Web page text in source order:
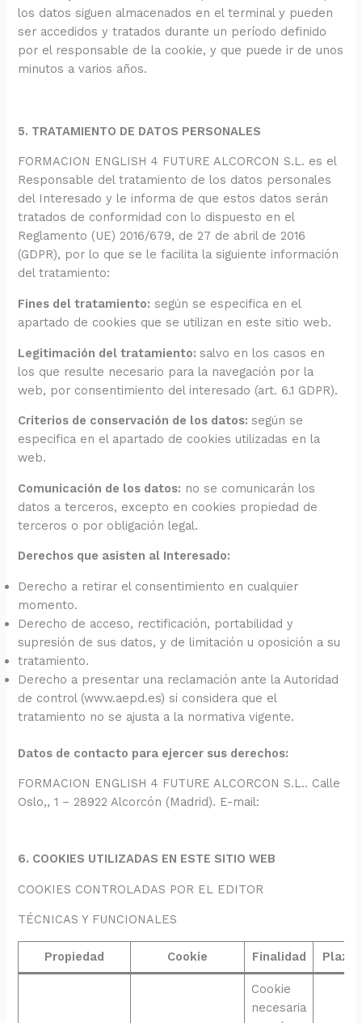
los datos siguen almacenados en el terminal y pueden
ser accedidos y tratados durante un período definido
por el responsable de la cookie, y que puede ir de unos
minutos a varios años.
5. TRATAMIENTO DE DATOS PERSONALES
FORMACION ENGLISH 4 FUTURE ALCORCON S.L. es el
Responsable del tratamiento de los datos personales
del Interesado y le informa de que estos datos serán
tratados de conformidad con lo dispuesto en el
Reglamento (UE) 2016/679, de 27 de abril de 2016
(GDPR), por lo que se le facilita la siguiente información
del tratamiento:
Fines del tratamiento: según se especifica en el
apartado de cookies que se utilizan en este sitio web.
Legitimación del tratamiento:salvo en los casos en
los que resulte necesario para la navegación por la
web, por consentimiento del interesado (art. 6.1 GDPR).
Criterios de conservación de los datos:según se
especifica en el apartado de cookies utilizadas en la
web.
Comunicación de los datos: no se comunicarán los
datos a terceros, excepto en cookies propiedad de
terceros o por obligación legal.
Derechos que asisten al Interesado:
Derecho a retirar el consentimiento en cualquier
momento.
Derecho de acceso, rectificación, portabilidad y
supresión de sus datos, y de limitación u oposición a su
tratamiento.
Derecho a presentar una reclamación ante la Autoridad
de control (www.aepd.es) si considera que el
tratamiento no se ajusta a la normativa vigente.
Datos de contacto para ejercer sus derechos:
FORMACION ENGLISH 4 FUTURE ALCORCON S.L.. Calle
Oslo,, 1 – 28922 Alcorcón (Madrid). E-mail:
6. COOKIES UTILIZADAS EN ESTE SITIO WEB
COOKIES CONTROLADAS POR EL EDITOR
TÉCNICAS Y FUNCIONALES
Propiedad Cookie Finalidad Plazo
Cookie
necesaria